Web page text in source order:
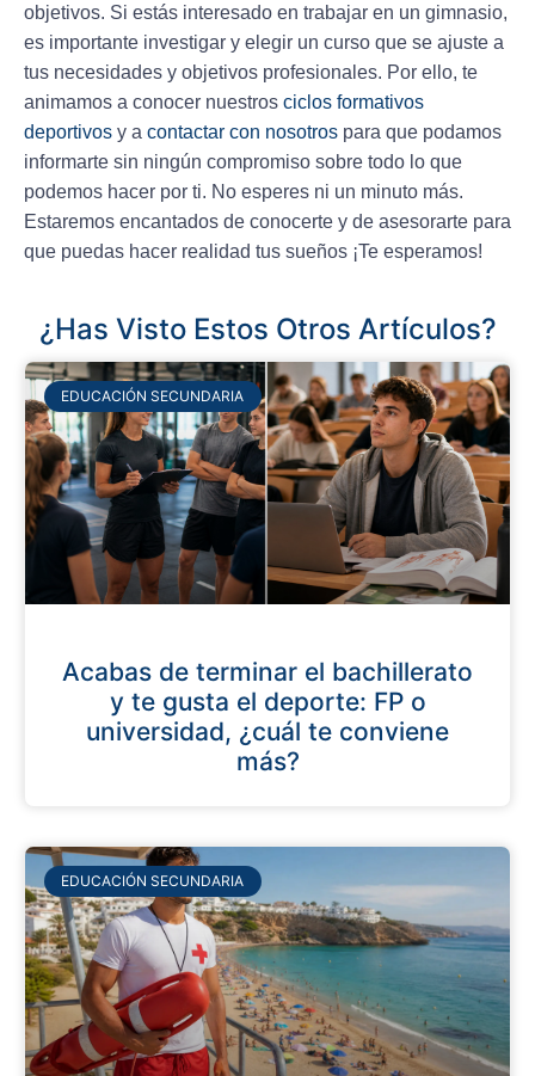
objetivos. Si estás interesado en trabajar en un gimnasio,
es importante investigar y elegir un curso que se ajuste a
tus necesidades y objetivos profesionales. Por ello, te
animamos a conocer nuestros ciclos formativos
deportivos y a contactar con nosotros para que podamos
informarte sin ningún compromiso sobre todo lo que
podemos hacer por ti. No esperes ni un minuto más.
Estaremos encantados de conocerte y de asesorarte para
que puedas hacer realidad tus sueños ¡Te esperamos!
¿Has Visto Estos Otros Artículos?
EDUCACIÓN SECUNDARIA
Acabas de terminar el bachillerato
y te gusta el deporte: FP o
universidad, ¿cuál te conviene
más?
EDUCACIÓN SECUNDARIA